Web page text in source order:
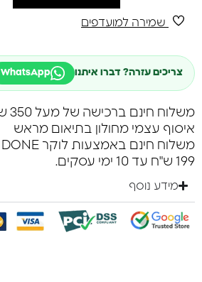
שמירה למועדפים
צריכים עזרה? דברו איתנו WhatsApp
משלוח חינם ברכישה של מעל 350 ש"ח עד 10 ימי עסקים
איסוף עצמי מחולון בתיאום מראש
199 ש"ח עד 10 ימי עסקים.
מידע נוסף